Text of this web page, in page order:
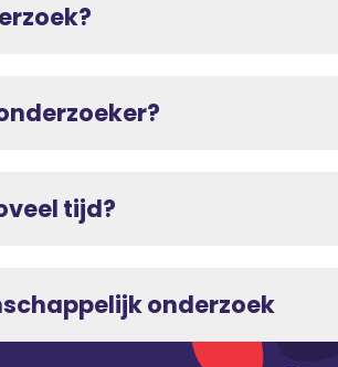
tijd?
onderzoek